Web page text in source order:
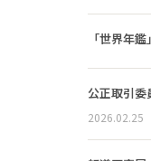
「世界年
公正取引委
2026.02.25